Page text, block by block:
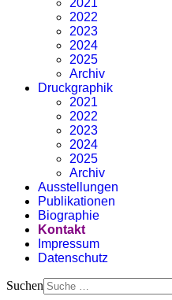
2021
2022
2023
2024
2025
Archiv
Druckgraphik
2021
2022
2023
2024
2025
Archiv
Ausstellungen
Publikationen
Biographie
Kontakt
Impressum
Datenschutz
Suchen